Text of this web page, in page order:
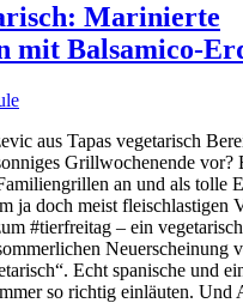
Marinierte
mit Balsamico-
aus Tapas vegetarisch
Grillwochenende vor?
an und als tolle
ja doch meist fleischlastigen
#tierfreitag – ein
Neuerscheinung
Echt spanische und
so richtig einläuten. Und